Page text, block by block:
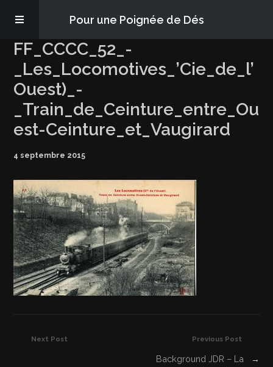
Pour une Poignée de Dés
Les épisodes
PQD2P
S’abonner
À propos
FF_CCCC_52_-
_Les_Locomotives_’Cie_de_l’
Ouest)_-
_Train_de_Ceinture_entre_Ou
est-Ceinture_et_Vaugirard
4 septembre 2015
Previous Post
Background JDR – La
→
Next Post